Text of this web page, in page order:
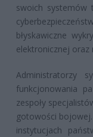
swoich systemów
błyskawiczne
elektronicznej
Administratorzy
funkcjonowania
zespoły
gotowości
instytucjach